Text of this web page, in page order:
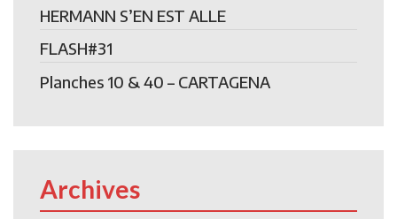
HERMANN S’EN EST ALLE
FLASH#31
Planches 10 & 40 – CARTAGENA
Archives